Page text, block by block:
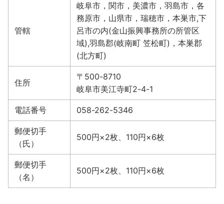
管轄
岐阜市，関市，美濃市，羽島市，各
務原市，山県市，瑞穂市，本巣市,下
呂市の内(金山振興事務所の所管区
域),羽島郡(岐南町 笠松町)，本巣郡
(北方町)
住所
〒500-8710
岐阜市美江寺町2-4-1
電話番号 058-262-5346
郵便切手
（氏）
500円×2枚、110円×6枚
郵便切手
（名）
500円×2枚、110円×6枚